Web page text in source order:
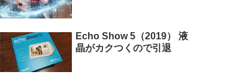
Echo Show 5（2019） 液
晶がカクつくので引退